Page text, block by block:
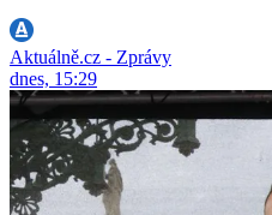
Aktuálně.cz - Zprávy
dnes, 15:29